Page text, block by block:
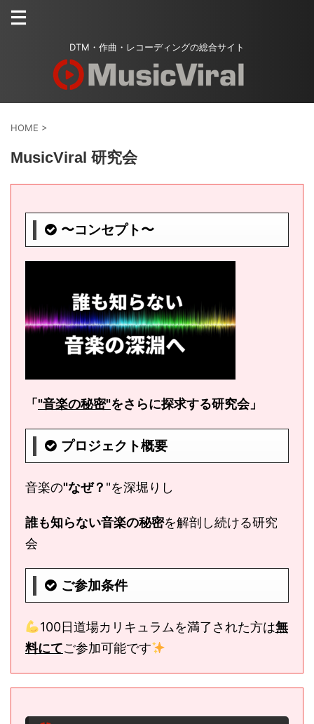
DTM・作曲・レコーディングの総合サイト
HOME >
MusicViral 研究会
〜コンセプト〜
「 "音楽の秘密"をさらに探求する研究会」
プロジェクト概要
音楽の"なぜ？ "を深堀りし
誰も知らない音楽の秘密を解剖し続ける研究
会
ご参加条件
100日道場カリキュラムを満了された方は無
料にてご参加可能です